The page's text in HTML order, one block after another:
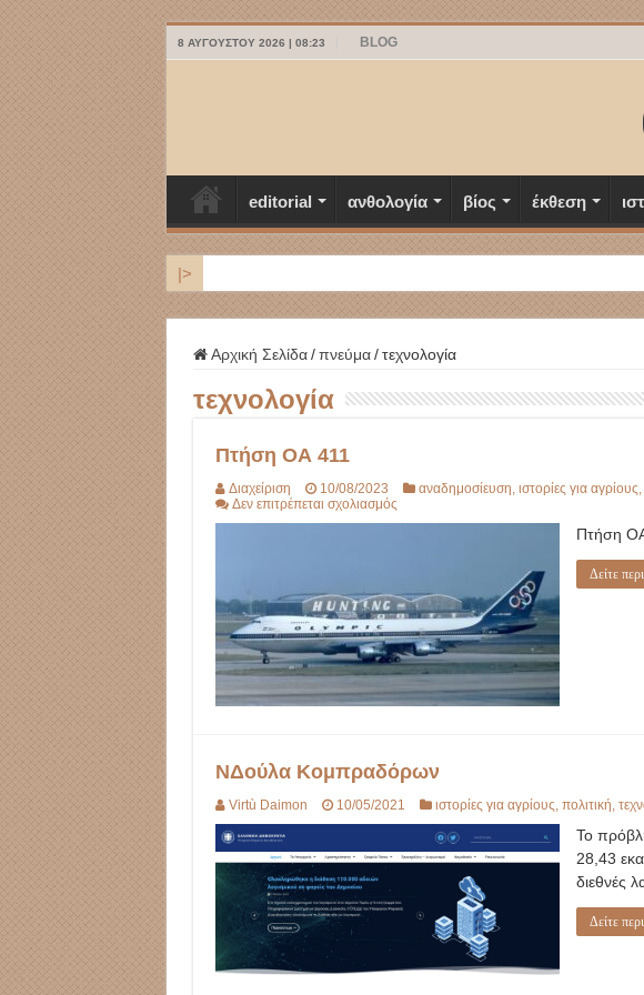
8 ΑΥΓΟΎΣΤΟΥ 2026 | 08:23 BLOG
editorial ανθολογία βίος έκθεση
|>
Αρχική Σελίδα / πνεύμα / τεχνολογία
τεχνολογία
Πτήση ΟΑ 411
Διαχείριση 10/08/2023 αναδημοσίευση ιστορίες για αγρίους
Δεν επιτρέπεται σχολιασμόςστο
Πτήση
Δείτε
ΝΔούλα Κομπραδόρων
Virtù Daimon 10/05/2021 ιστορίες για αγρίους πολιτική
Το
28,43
διεθνές
Δείτε